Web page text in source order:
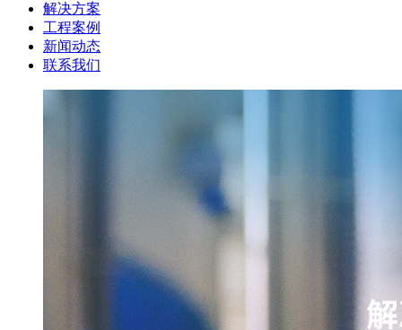
解决方案
工程案例
新闻动态
联系我们